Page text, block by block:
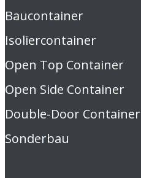
Baucontainer
Isoliercontainer
Open Top Container
Open Side Container
Double-Door Container
Sonderbau